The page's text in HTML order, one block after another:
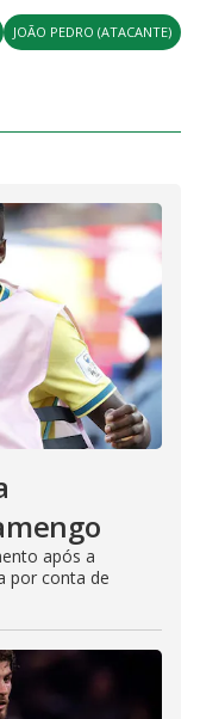
JOÃO PEDRO (ATACANTE)
após a
por conta de